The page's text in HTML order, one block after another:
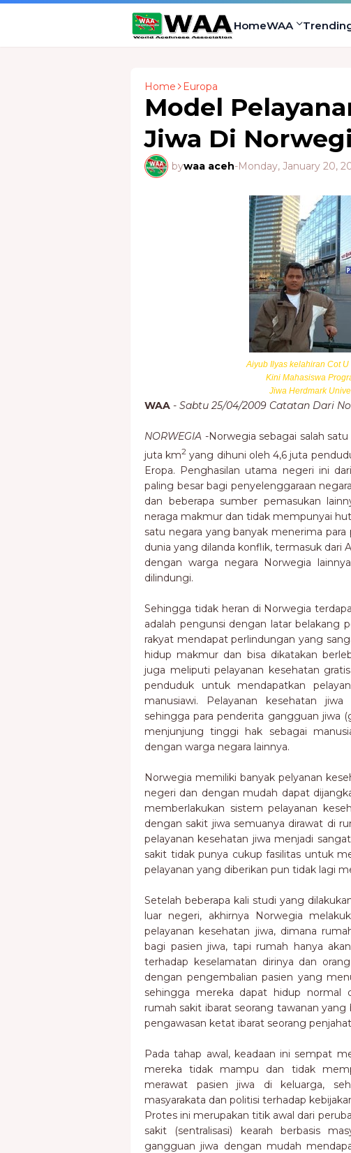
HomeWAA
Home Europa
Model
Jiwa Di
bywaa aceh-Monday, January 20,
Aiyub Ilyas kelahiran Cot
Kini Mahasiswa
Jiwa Herdmark
WAA - Sabtu 25/04/2009 Catatan Dari
NORWEGIA -Norwegia sebagai salah
juta km2 yang dihuni oleh 4,6 juta
Eropa. Penghasilan utama negeri ini
paling besar bagi penyelenggaraan
dan beberapa sumber pemasukan
neraga makmur dan tidak mempunyai
satu negara yang banyak menerima
dunia yang dilanda konflik, termasuk dari
dengan warga negara Norwegia
dilindungi.
Sehingga tidak heran di Norwegia
adalah pengunsi dengan latar belakang
rakyat mendapat perlindungan yang
hidup makmur dan bisa dikatakan
juga meliputi pelayanan kesehatan
penduduk untuk mendapatkan
manusiawi. Pelayanan kesehatan
sehingga para penderita gangguan jiwa
menjunjung tinggi hak sebagai
dengan warga negara lainnya.
Norwegia memiliki banyak pelyanan
negeri dan dengan mudah dapat
memberlakukan sistem pelayanan
dengan sakit jiwa semuanya dirawat di
pelayanan kesehatan jiwa menjadi
sakit tidak punya cukup fasilitas untuk
pelayanan yang diberikan pun tidak lagi
Setelah beberapa kali studi yang
luar negeri, akhirnya Norwegia
pelayanan kesehatan jiwa, dimana
bagi pasien jiwa, tapi rumah hanya
terhadap keselamatan dirinya dan
dengan pengembalian pasien yang
sehingga mereka dapat hidup normal
rumah sakit ibarat seorang tawanan
pengawasan ketat ibarat seorang
Pada tahap awal, keadaan ini sempat
mereka tidak mampu dan tidak
merawat pasien jiwa di keluarga,
masyarakata dan politisi terhadap
Protes ini merupakan titik awal dari
sakit (sentralisasi) kearah berbasis
gangguan jiwa dengan mudah